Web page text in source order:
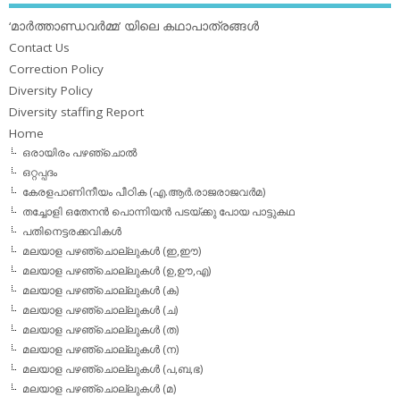
‘മാര്‍ത്താണ്ഡവര്‍മ്മ’ യിലെ കഥാപാത്രങ്ങള്‍
Contact Us
Correction Policy
Diversity Policy
Diversity staffing Report
Home
ഒരായിരം പഴഞ്ചൊല്‍
ഒറ്റപ്പദം
കേരളപാണിനീയം പീഠിക (എ.ആര്‍.രാജരാജവര്‍മ)
തച്ചോളി ഒതേനൻ പൊന്നിയൻ പടയ്‌ക്കു പോയ പാട്ടുകഥ
പതിനെട്ടരക്കവികള്‍
മലയാള പഴഞ്ചൊല്ലുകള്‍ (ഇ,ഈ)
മലയാള പഴഞ്ചൊല്ലുകള്‍ (ഉ,ഊ,എ)
മലയാള പഴഞ്ചൊല്ലുകള്‍ (ക)
മലയാള പഴഞ്ചൊല്ലുകള്‍ (ച)
മലയാള പഴഞ്ചൊല്ലുകള്‍ (ത)
മലയാള പഴഞ്ചൊല്ലുകള്‍ (ന)
മലയാള പഴഞ്ചൊല്ലുകള്‍ (പ,ബ,ഭ)
മലയാള പഴഞ്ചൊല്ലുകള്‍ (മ)